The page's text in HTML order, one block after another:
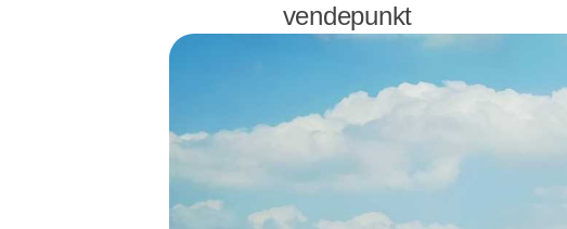
vendepunkt